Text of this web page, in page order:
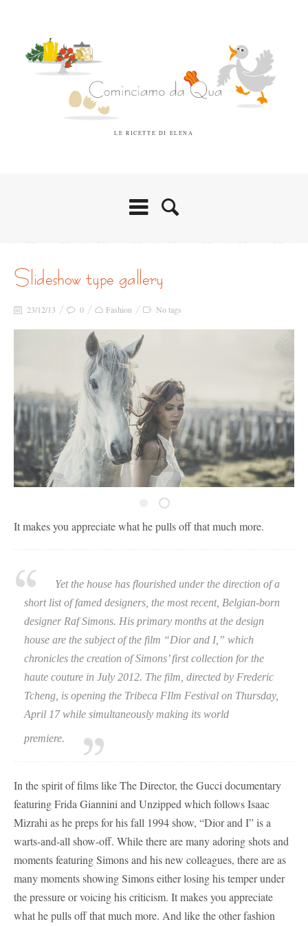
LE RICETTE DI ELENA
slideshow type gallery
23/12/13 0 Fashion No tags
It makes you appreciate what he pulls off that much more.
Yet the house has flourished under the direction of a
short list of famed designers, the most recent, Belgian-born
designer Raf Simons. His primary months at the design
house are the subject of the film “Dior and I,” which
chronicles the creation of Simons’ first collection for the
haute couture in July 2012. The film, directed by Frederic
Tcheng, is opening the Tribeca FIlm Festival on Thursday,
April 17 while simultaneously making its world
premiere.
In the spirit of films like The Director, the Gucci documentary
featuring Frida Giannini and Unzipped which follows Isaac
Mizrahi as he preps for his fall 1994 show, “Dior and I” is a
warts-and-all show-off. While there are many adoring shots and
moments featuring Simons and his new colleagues, there are as
many moments showing Simons either losing his temper under
the pressure or voicing his criticism. It makes you appreciate
what he pulls off that much more. And like the other fashion